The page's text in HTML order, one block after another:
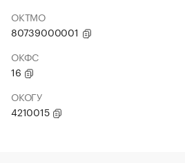
ОКТМО
80739000001
ОКФС
16
ОКОГУ
4210015